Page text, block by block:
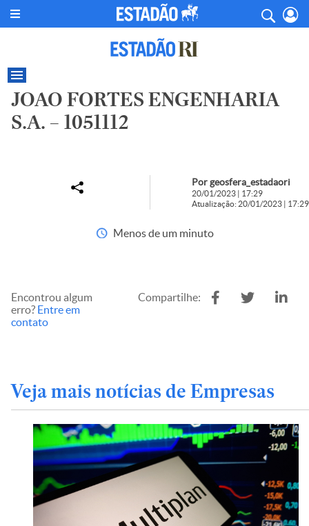
JOAO FORTES ENGENHARIA
S.A. – 1051112
Por geosfera_estadaori
20/01/2023 | 17:29
Atualização: 20/01/2023 | 17:29
Menos de um minuto
Encontrou algum
erro? Entre em
contato
Compartilhe:
Veja mais notícias de Empresas